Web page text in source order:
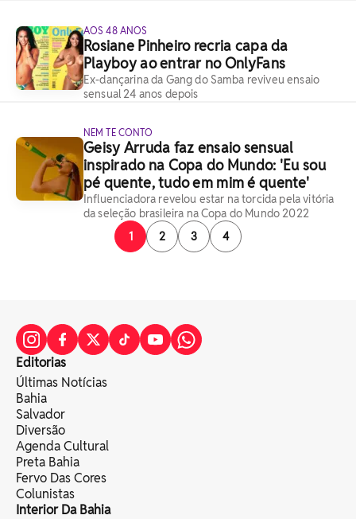
AOS 48 ANOS
Rosiane Pinheiro recria capa da
Playboy ao entrar no OnlyFans
Ex-dançarina da Gang do Samba reviveu ensaio
sensual 24 anos depois
NEM TE CONTO
Geisy Arruda faz ensaio sensual
inspirado na Copa do Mundo: 'Eu sou
pé quente, tudo em mim é quente'
Influenciadora revelou estar na torcida pela vitória
da seleção brasileira na Copa do Mundo 2022
1
2 3 4
Editorias
Últimas Notícias
Bahia
Salvador
Diversão
Agenda Cultural
Preta Bahia
Fervo Das Cores
Colunistas
Interior Da Bahia